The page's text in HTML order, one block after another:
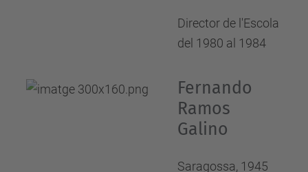
Director de l'Escola
del 1980 al 1984
Fernando
Ramos
Galino
Saragossa, 1945